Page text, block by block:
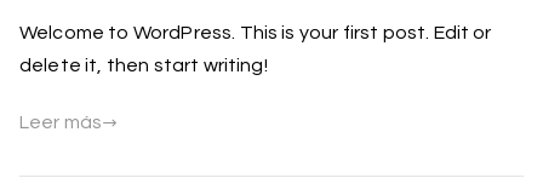
world!
Welcome to WordPress. This is your first post. Edit or
delete it, then start writing!
Leer más